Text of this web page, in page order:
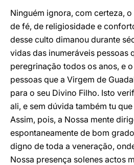
Ninguém ignora, com certeza,
de fé, de religiosidade e
desse culto dimanou durante
vidas das inumeráveis pessoas
peregrinação todos os anos, e
pessoas que a Virgem de
para o seu Divino Filho. Isto
ali, e sem dúvida também tu
Assim, pois, a Nossa mente
espontaneamente de bom
digno de toda a veneração,
Nossa presença solenes actos